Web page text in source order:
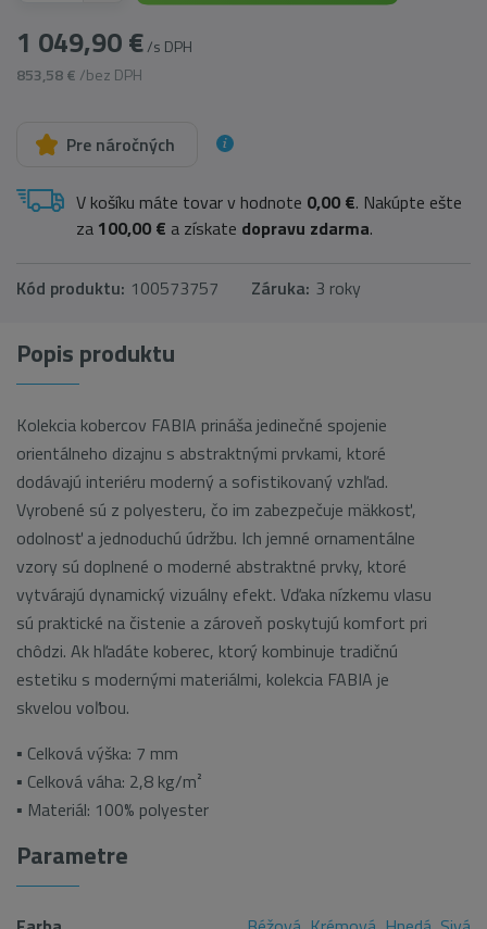
1 049,90 €/s DPH
853,58 € /bez DPH
Pre náročných
V košíku máte tovar v hodnote 0,00 €. Nakúpte ešte
za 100,00 € a získate dopravu zdarma.
Kód produktu: 100573757 Záruka: 3 roky
Popis produktu
Kolekcia kobercov FABIA prináša jedinečné spojenie
orientálneho dizajnu s abstraktnými prvkami, ktoré
dodávajú interiéru moderný a sofistikovaný vzhľad.
Vyrobené sú z polyesteru, čo im zabezpečuje mäkkosť,
odolnosť a jednoduchú údržbu. Ich jemné ornamentálne
vzory sú doplnené o moderné abstraktné prvky, ktoré
vytvárajú dynamický vizuálny efekt. Vďaka nízkemu vlasu
sú praktické na čistenie a zároveň poskytujú komfort pri
chôdzi. Ak hľadáte koberec, ktorý kombinuje tradičnú
estetiku s modernými materiálmi, kolekcia FABIA je
skvelou voľbou.
▪ Celková výška: 7 mm
▪ Celková váha: 2,8 kg/m²
▪ Materiál: 100% polyester
Parametre